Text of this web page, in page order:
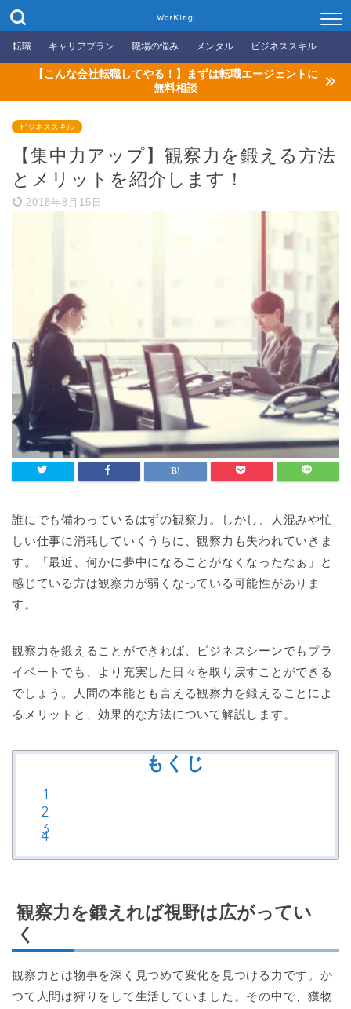
WorKing!
転職 キャリアプラン 職場の悩み メンタル ビジネススキル
【こんな会社転職してやる！】まずは転職エージェントに
無料相談
ビジネススキル
【集中力アップ】観察力を鍛える方法
とメリットを紹介します！
2018年8月15日
誰にでも備わっているはずの観察力。しかし、人混みや忙
しい仕事に消耗していくうちに、観察力も失われていきま
す。「最近、何かに夢中になることがなくなったなぁ」と
感じている方は観察力が弱くなっている可能性がありま
す。
観察力を鍛えることができれば、ビジネスシーンでもプラ
イベートでも、より充実した日々を取り戻すことができる
でしょう。人間の本能とも言える観察力を鍛えることによ
るメリットと、効果的な方法について解説します。
もくじ
観察力を鍛えれば視野は広がってい
く
観察力とは物事を深く見つめて変化を見つける力です。か
つて人間は狩りをして生活していました。その中で、獲物